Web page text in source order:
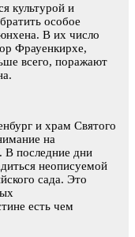
культурой и
особое
В их число
Фрауенкирхе,
всего, поражают
и храм Святого
на
В последние дни
неописуемой
сада. Это
есть чем